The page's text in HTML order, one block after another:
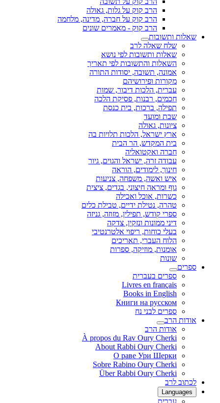
הרב קוק על גלות, גאולה
הרב קוק על חברה, מדינה, מלחמה
הרב קוק - מאמרים שונים
שאלות ותשובות
שלח שאלה לרב
שאלות ותשובות לפי נושא
השאלות והתשובות לפי תאריך
אמונה, תשובה, יסודות התורה
מקורות ופירושיהם
עברית, הלכות דיבור, שמות
חכמים, רבנות, פסיקת הלכה
תפילה, ברכות, בית כנסת
שבת ומועד
ציונות, גאולה
ארץ ישראל, הלכות תלויות בה
בית המקדש, הר הבית
חברה ואקטואליה
עבודה זרה, ישראל והגוים, גיור
חינוך, לימודים, הוראה
איש ואשה, משפחה, צניעות
גוף ומראה חיצוני, בגדים, ציצית
כשרות, אוכל ואכילה
טהרה, נטילת ידיים, טבילת כלים
ספרי קודש, תפילין, מזוזה, גניזה
דיני ממונות ונזקין, צדקה
בעלי כוחות, ריפוי אלטרנטיבי
הלוח העברי, תאריכים
אומנות, מוזיקה, ספרות
שונות
ספרים
ספרים בעברית
Livres en français
Books in English
Книги на русском
ספרים לבני נח
אודות הרב
אודות הרב
À propos du Rav Oury Cherki
About Rabbi Oury Cherki
О раве Ури Шерки
Sobre Rabino Oury Cherki
Über Rabbi Oury Cherki
לכתוב לרב
Languages
עברית